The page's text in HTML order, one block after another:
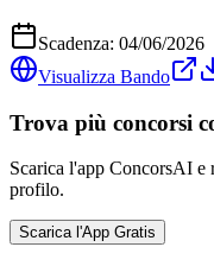
Scadenza: 04/06/2026
Visualizza Bando
Trova più concorsi
Scarica l'app ConcorsAI
profilo.
Scarica l'App Gratis